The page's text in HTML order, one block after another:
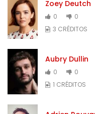
Zoey Deutch
0
0
3 CRÉDITOS
Aubry Dullin
0
0
1 CRÉDITOS